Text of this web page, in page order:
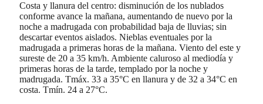
Costa y llanura del centro: disminución de los nublados
conforme avance la mañana, aumentando de nuevo por la
noche a madrugada con probabilidad baja de lluvias; sin
descartar eventos aislados. Nieblas eventuales por la
madrugada a primeras horas de la mañana. Viento del este y
sureste de 20 a 35 km/h. Ambiente caluroso al mediodía y
primeras horas de la tarde, templado por la noche y
madrugada. Tmáx. 33 a 35°C en llanura y de 32 a 34°C en
costa. Tmín. 24 a 27°C.